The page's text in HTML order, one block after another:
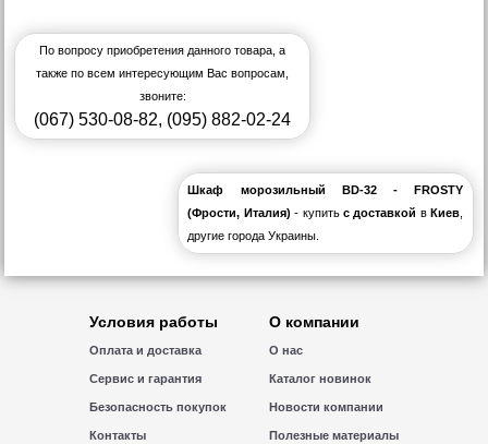
По вопросу приобретения данного товара, а
также по всем интересующим Вас вопросам,
звоните:
(067) 530-08-82, (095) 882-02-24
Шкаф морозильный BD-32 - FROSTY
(Фрости, Италия)- купитьс доставкой вКиев
другие города Украины.
Условия работы
Оплата и доставка
Сервис и гарантия
Безопасность покупок
Контакты
О компании
О нас
Каталог новинок
Новости компании
Полезные материалы